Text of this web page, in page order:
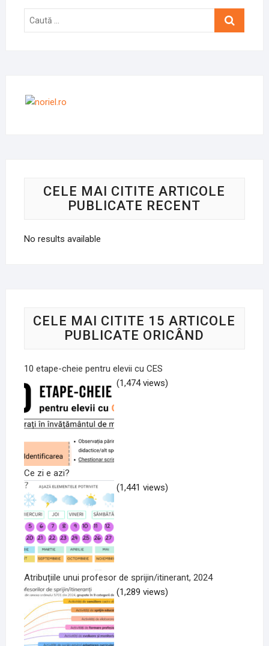
Caută
CELE MAI CITITE ARTICOLE
PUBLICATE RECENT
No results available
CELE MAI CITITE 15 ARTICOLE
PUBLICATE ORICÂND
10 etape-cheie pentru elevii cu CES
(1,474 views)
Ce zi e azi?
(1,441 views)
Atribuțiile unui profesor de sprijin/itinerant, 2024
(1,289 views)